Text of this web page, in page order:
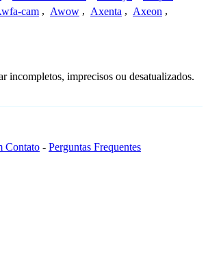
cam , Awow , Axenta , Axeon ,
incompletos, imprecisos ou desatualizados.
Contato - Perguntas Frequentes